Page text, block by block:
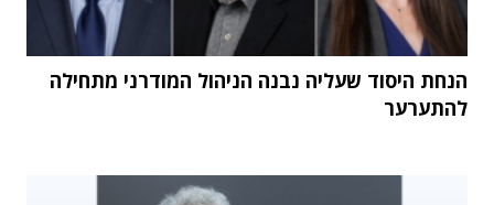
הנחת היסוד שעליה נבנה הניהול המודרני מתחילה
להתערער